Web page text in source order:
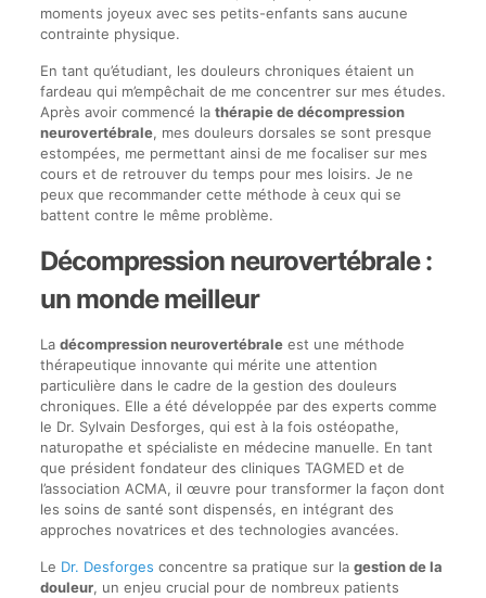
moments joyeux avec ses petits-enfants sans aucune
contrainte physique.
En tant qu’étudiant, les douleurs chroniques étaient un
fardeau qui m’empêchait de me concentrer sur mes études.
Après avoir commencé la thérapie de décompression
neurovertébrale, mes douleurs dorsales se sont presque
estompées, me permettant ainsi de me focaliser sur mes
cours et de retrouver du temps pour mes loisirs. Je ne
peux que recommander cette méthode à ceux qui se
battent contre le même problème.
Décompression neurovertébrale :
un monde meilleur
La décompression neurovertébraleest une méthode
thérapeutique innovante qui mérite une attention
particulière dans le cadre de la gestion des douleurs
chroniques. Elle a été développée par des experts comme
le Dr. Sylvain Desforges, qui est à la fois ostéopathe,
naturopathe et spécialiste en médecine manuelle. En tant
que président fondateur des cliniques TAGMED et de
l’association ACMA, il œuvre pour transformer la façon dont
les soins de santé sont dispensés, en intégrant des
approches novatrices et des technologies avancées.
Le Dr. Desforges concentre sa pratique sur la gestion de la
douleur, un enjeu crucial pour de nombreux patients